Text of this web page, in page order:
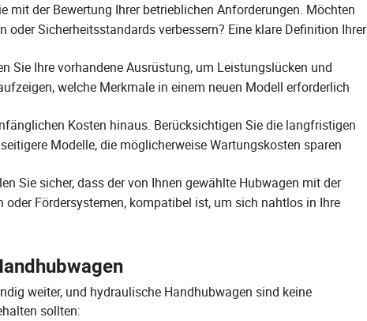
mit der Bewertung Ihrer betrieblichen Anforderungen. Möchten
oder Sicherheitsstandards verbessern? Eine klare Definition Ihrer
Sie Ihre vorhandene Ausrüstung, um Leistungslücken und
welche Merkmale in einem neuen Modell erforderlich
Kosten hinaus. Berücksichtigen Sie die langfristigen
Modelle, die möglicherweise Wartungskosten sparen
Sie sicher, dass der von Ihnen gewählte Hubwagen mit der
Fördersystemen, kompatibel ist, um sich nahtlos in Ihre
weiter, und hydraulische Handhubwagen sind keine
sollten: